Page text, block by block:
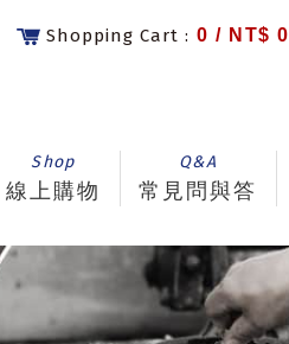
Shopping Cart : 0 / NT$ 0
Shop
線上購物
Q&A
常見問與答